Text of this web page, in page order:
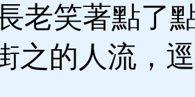
老笑著點了
之的人流，